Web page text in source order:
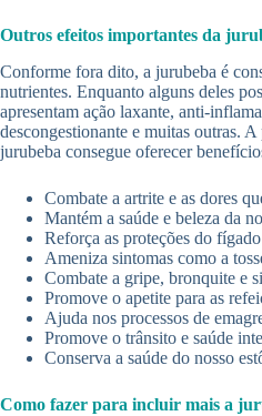
Outros efeitos importantes da
Conforme fora dito, a jurubeba é
nutrientes. Enquanto alguns deles
apresentam ação laxante, anti-
descongestionante e muitas outras.
jurubeba consegue oferecer
Combate a artrite e as dores
Mantém a saúde e beleza da
Reforça as proteções do
Ameniza sintomas como a
Combate a gripe, bronquite e
Promove o apetite para as
Ajuda nos processos de
Promove o trânsito e saúde
Conserva a saúde do nosso
Como fazer para incluir mais a